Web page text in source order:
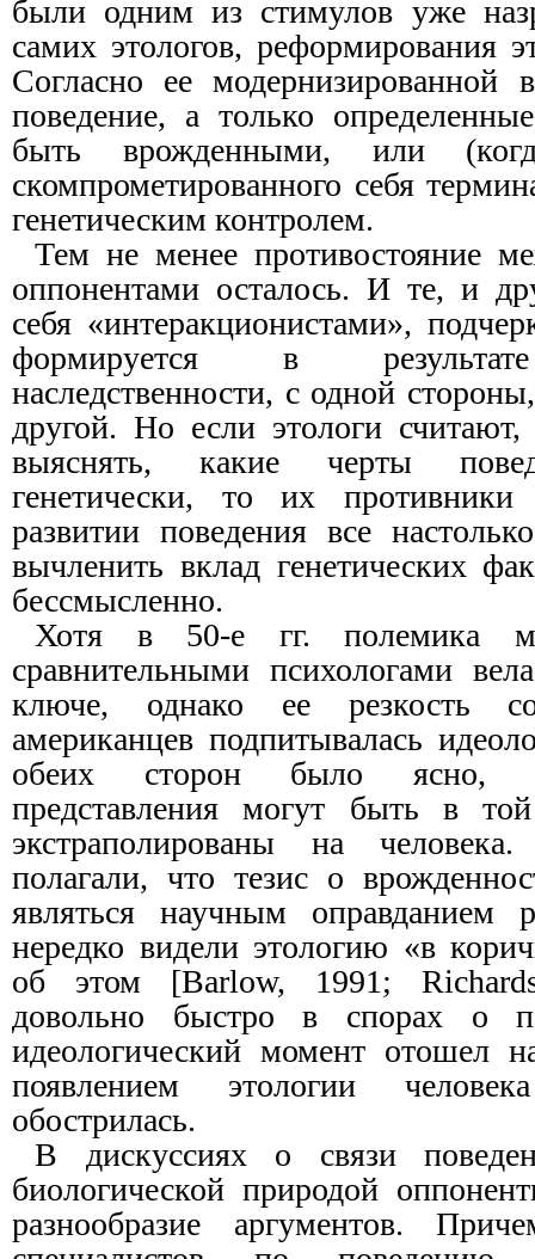
были одним из стимулов уже
самих этологов, реформирования
Согласно ее
поведение, а только
быть врожденными, или
скомпрометированного себя
генетическим контролем.
Тем не менее противостояние
оппонентами осталось. И те, и
себя «интеракционистами»,
формируется в результате
наследственности, с одной
другой. Но если этологи
выяснять, какие черты
генетически, то их
развитии поведения все
вычленить вклад генетических
бессмысленно.
Хотя в 50-е гг. полемика
сравнительными психологами
ключе, однако ее резкость
американцев подпитывалась
обеих сторон было ясно,
представления могут быть в
экстраполированы на
полагали, что тезис о
являться научным оправданием
нередко видели этологию «в
об этом [Barlow, 1991;
довольно быстро в спорах о
идеологический момент отошел
появлением этологии
обострилась.
В дискуссиях о связи
биологической природой
разнообразие аргументов.